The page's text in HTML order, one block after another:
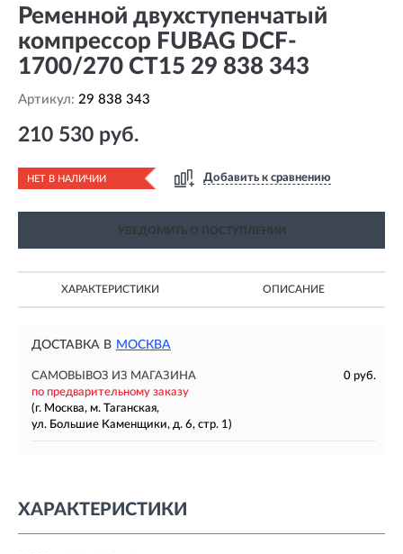
Ременной двухступенчатый
компрессор FUBAG DCF-
1700/270 CT15 29 838 343
Артикул: 29 838 343
210 530 руб.
НЕТ В НАЛИЧИИ Добавить к сравнению
УВЕДОМИТЬ О ПОСТУПЛЕНИИ
ХАРАКТЕРИСТИКИ ОПИСАНИЕ
ДОСТАВКА В МОСКВА
САМОВЫВОЗ ИЗ МАГАЗИНА
0 руб.
по предварительному заказу
(г. Москва, м. Таганская,
ул. Большие Каменщики, д. 6, стр. 1)
ХАРАКТЕРИСТИКИ